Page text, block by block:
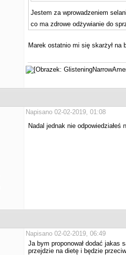
Jestem za wprowadzeniem
co ma zdrowe odżywianie do
Marek ostatnio mi się skarżył
Napisano 02-02-2019, 01:08
Nadal jednak nie odpowiedziałeś
Napisano 02-02-2019, 06:49
Ja bym proponował dodać jakas
przejdzie na dietę i będzie